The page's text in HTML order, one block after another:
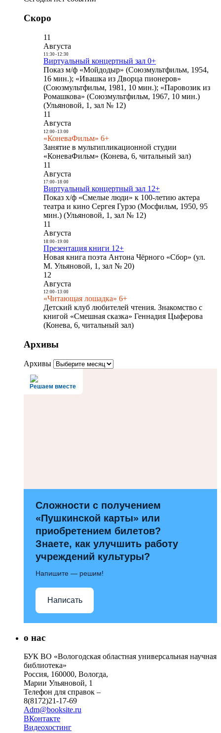
Скоро
11
Августа
11:30- 12:30
Виртуальный концертный зал 0+
Показ м/ф «Мойдодыр» (Союзмультфильм, 1954,
16 мин.); «Ивашка из Дворца пионеров»
(Союзмультфильм, 1981, 10 мин.); «Паровозик из
Ромашкова» (Союзмультфильм, 1967, 10 мин.)
(Ульяновой, 1, зал № 12)
11
Августа
12:00- 13:00
«КоневаФильм» 6+
Занятие в мультипликационной студии
«КоневаФильм» (Конева, 6, читальный зал)
11
Августа
17:00- 18:00
Виртуальный концертный зал 12+
Показ х/ф «Смелые люди» к 100-летию актера
театра и кино Сергея Гурзо (Мосфильм, 1950, 95
мин.) (Ульяновой, 1, зал № 12)
11
Августа
18:00- 19:00
Презентация книги 12+
Новая книга поэта Антона Чёрного «Сбор» (ул.
М. Ульяновой, 1, зал № 20)
12
Августа
12:00- 13:00
«Читающая лошадка» 6+
Детский клуб любителей чтения. Знакомство с
книгой «Смешная сказка» Геннадия Цыферова
(Конева, 6, читальный зал)
Архивы
Архивы
Решаем вместе
Сложности с получением
«Пушкинской карты» или
приобретением билетов?
Знаете, как улучшить работу
учреждений культуры?
Напишите — решим!
Написать
о нас
БУК ВО «Вологодская областная универсальная научная
библиотека»
Россия, 160000, Вологда,
Марии Ульяновой, 1
Телефон для справок –
8(8172)21-17-69
Adm@booksite.ru
ВКонтакте
Видеохостинг